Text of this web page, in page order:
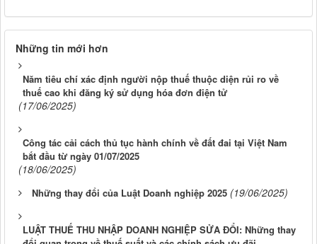
Những tin mới hơn
Năm tiêu chí xác định người nộp thuế thuộc diện rủi ro về
thuế cao khi đăng ký sử dụng hóa đơn điện tử
(17/06/2025)
Công tác cải cách thủ tục hành chính về đất đai tại Việt Nam
bắt đầu từ ngày 01/07/2025
(18/06/2025)
Những thay đổi của Luật Doanh nghiệp 2025 (19/06/2025)
LUẬT THUẾ THU NHẬP DOANH NGHIỆP SỬA ĐỔI: Những thay